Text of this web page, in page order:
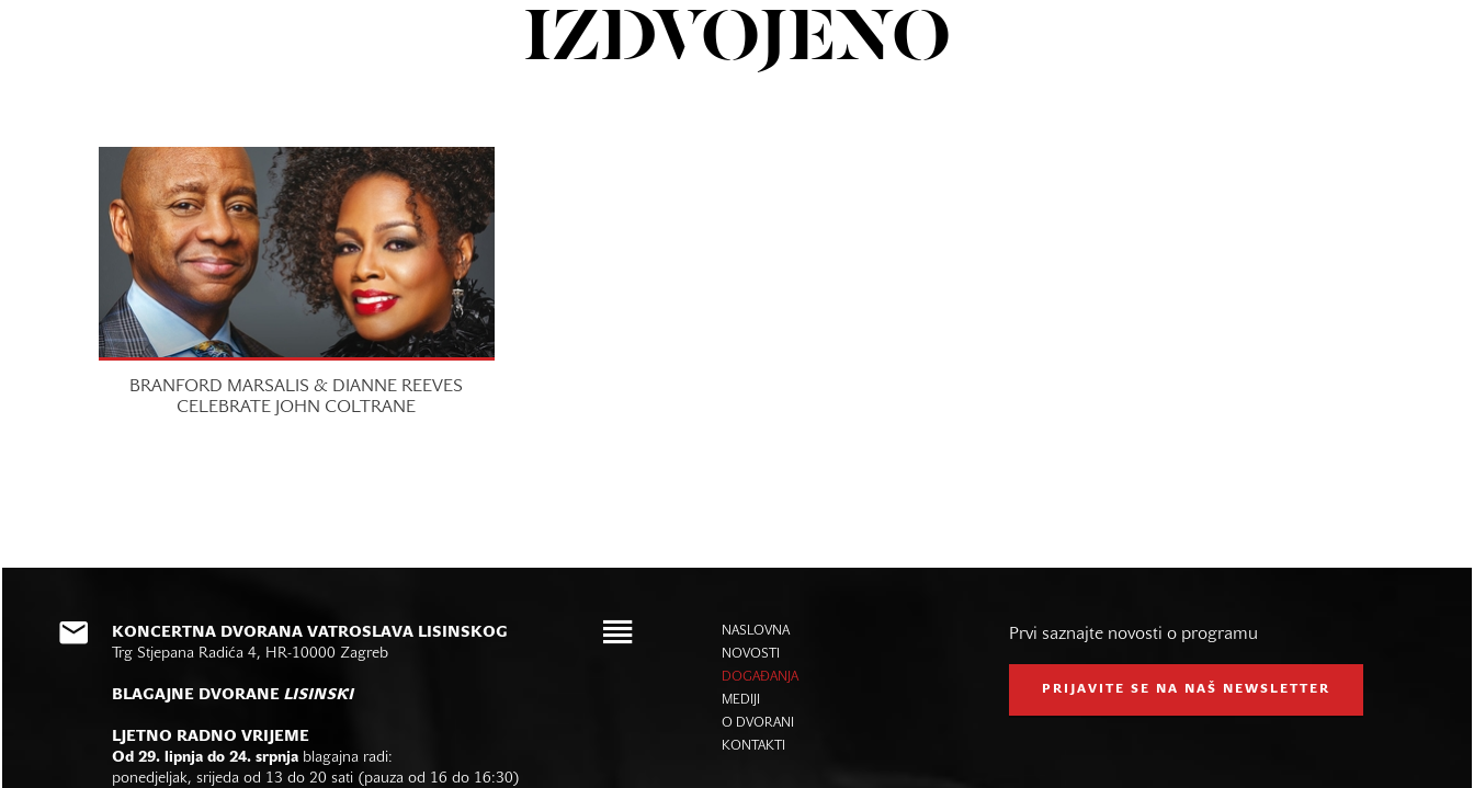
IZDVOJENO
BRANFORD MARSALIS & DIANNE REEVES
CELEBRATE JOHN COLTRANE
KONCERTNA DVORANA VATROSLAVA LISINSKOG
Trg Stjepana Radića 4, HR-10000 Zagreb
BLAGAJNE DVORANE LISINSKI
LJETNO RADNO VRIJEME
Od 29. lipnja do 24. srpnja blagajna radi:
ponedjeljak, srijeda od 13 do 20 sati (pauza od 16 do 16:30)
NASLOVNA
NOVOSTI
DOGAĐANJA
MEDIJI
O DVORANI
KONTAKTI
Prvi saznajte novosti o programu
PRIJAVITE SE NA NAŠ NEWSLETTER